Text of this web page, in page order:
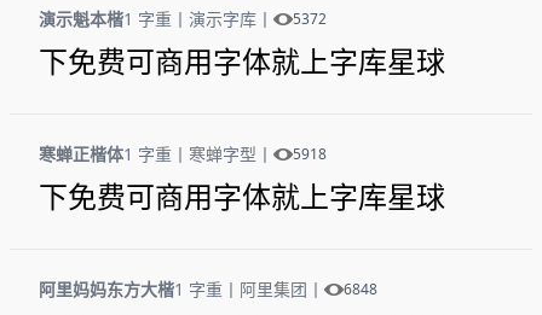
演示魁本楷1 字重 丨 演示字库 丨 5372
下免费可商用字体就上字库星球
寒蝉正楷体1 字重 丨 寒蝉字型 丨 5918
下免费可商用字体就上字库星球
阿里妈妈东方大楷1 字重 丨 阿里集团 丨 6848